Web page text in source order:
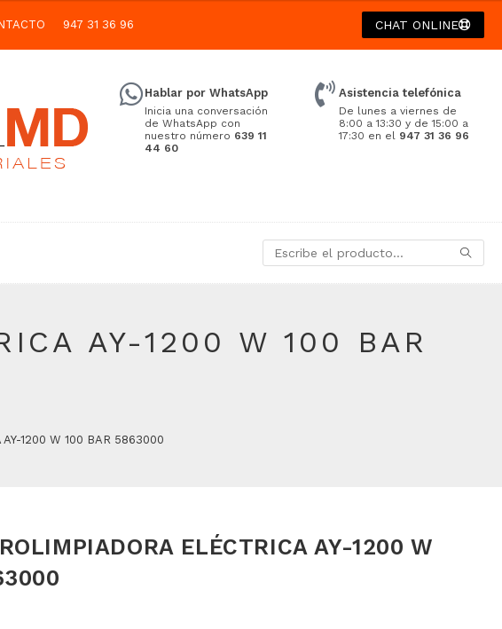
947 31 36 96 CHAT ONLINE
Hablar por WhatsApp
Inicia una conversación
de WhatsApp con
nuestro número 639 11
44 60
Asistencia telefónica
De lunes a viernes de
8:00 a 13:30 y de 15:00 a
17:30 en el 947 31 36 96
AY-1200 W 100 BAR
1200 W 100 BAR 5863000
ELÉCTRICA AY-1200 W